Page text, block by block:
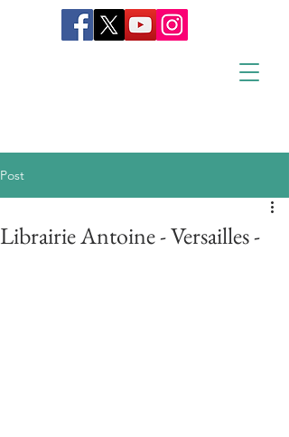
Post
Librairie Antoine - Versailles -